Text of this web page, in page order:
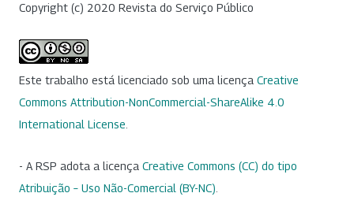
Copyright (c) 2020 Revista do Serviço Público
Este trabalho está licenciado sob uma licença Creative
Commons Attribution-NonCommercial-ShareAlike 4.0
International License
- A RSP adota a licença Creative Commons (CC) do tipo
Atribuição – Uso Não-Comercial (BY-NC)